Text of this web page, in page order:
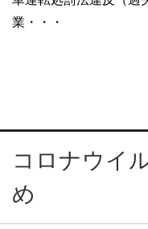
業・・・
コロナウイ
め